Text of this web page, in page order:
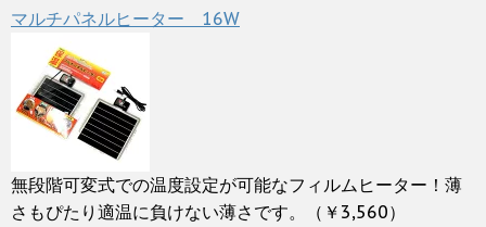
マルチパネルヒーター 16W
無段階可変式での温度設定が可能なフィルムヒーター！薄
さもぴたり適温に負けない薄さです。（￥3,560）